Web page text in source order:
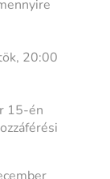
20:00
15-én